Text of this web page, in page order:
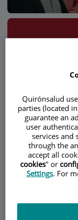
Descripció
EnUVOGYN
recuperar el
paciente. Sin
conscientes de
científica y la
moderna. Por
unidad de
ginecología y
práctica
Quirónsalud
parties (located
guarantee an
user
services and
through the
accept all
cookies" or
Settings. For